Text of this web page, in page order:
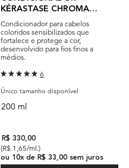
KÉRASTASE CHROMA
ABSOLU FONDANT CICA
CHROMA
Condicionador para cabelos
coloridos sensibilizados que
fortalece e protege a cor,
desenvolvido para fios finos a
médios.
6
Único tamanho disponível
200 ml
R$ 330,00
(R$ 1,65/ml.)
ou 10x de R$ 33,00 sem juros